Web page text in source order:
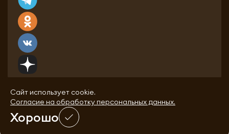
Сайт использует cookie.
Согласие на обработку персональных данных.
Хорошо